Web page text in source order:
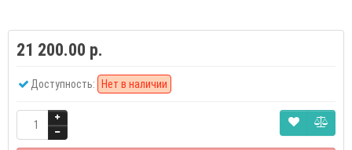
21 200.00 р.
Доступность: Нет в наличии